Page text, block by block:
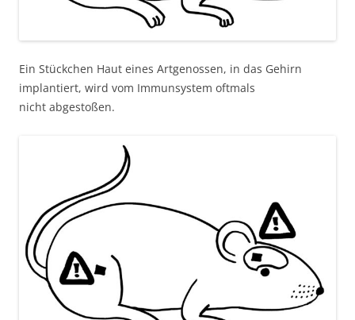
Ein Stückchen Haut eines Artgenossen, in das Gehirn
implantiert, wird vom Immunsystem oftmals
nicht abgestoßen.